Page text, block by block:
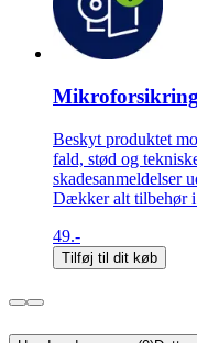
Beskyt produktet
fald, stød og
skadesanmeldelser
Dækker alt tilbehør i
49.-
Tilføj til dit køb